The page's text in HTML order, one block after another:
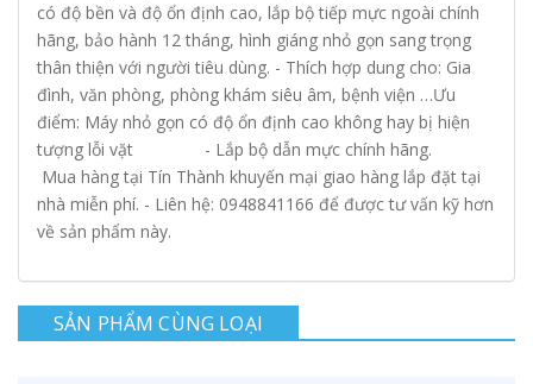
có độ bền và độ ổn định cao, lắp bộ tiếp mực ngoài chính
hãng, bảo hành 12 tháng, hình giáng nhỏ gọn sang trọng
thân thiện với người tiêu dùng. - Thích hợp dung cho: Gia
đình, văn phòng, phòng khám siêu âm, bệnh viện …Ưu
điểm: Máy nhỏ gọn có độ ổn định cao không hay bị hiện
tượng lỗi vặt - Lắp bộ dẫn mực chính hãng.
Mua hàng tại Tín Thành khuyến mại giao hàng lắp đặt tại
nhà miễn phí. - Liên hệ: 0948841166 để được tư vấn kỹ hơn
về sản phẩm này.
SẢN PHẨM CÙNG LOẠI